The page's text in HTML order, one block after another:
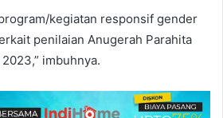
kegiatan responsif gender
penilaian Anugerah Parahita
imbuhnya.